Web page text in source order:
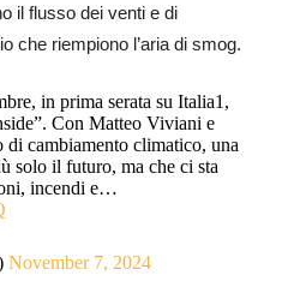
il flusso dei venti e di
che riempiono l’aria di smog.
in prima serata su Italia1,
Con Matteo Viviani e
cambiamento climatico, una
solo il futuro, ma che ci sta
incendi e…
November 7, 2024